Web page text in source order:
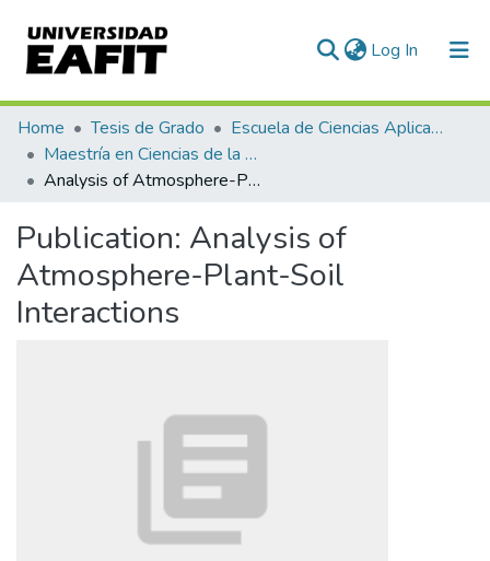
Log In (current)
Communities & Collections
All of DSpace
Home Tesis de Grado
Escuela de Ciencias Aplicadas e Ingeniería
Maestría en Ciencias de la Tierra (tesis)
Analysis of Atmosphere-Plant-Soil Interactions
Publication: Analysis of
Atmosphere-Plant-Soil
Interactions